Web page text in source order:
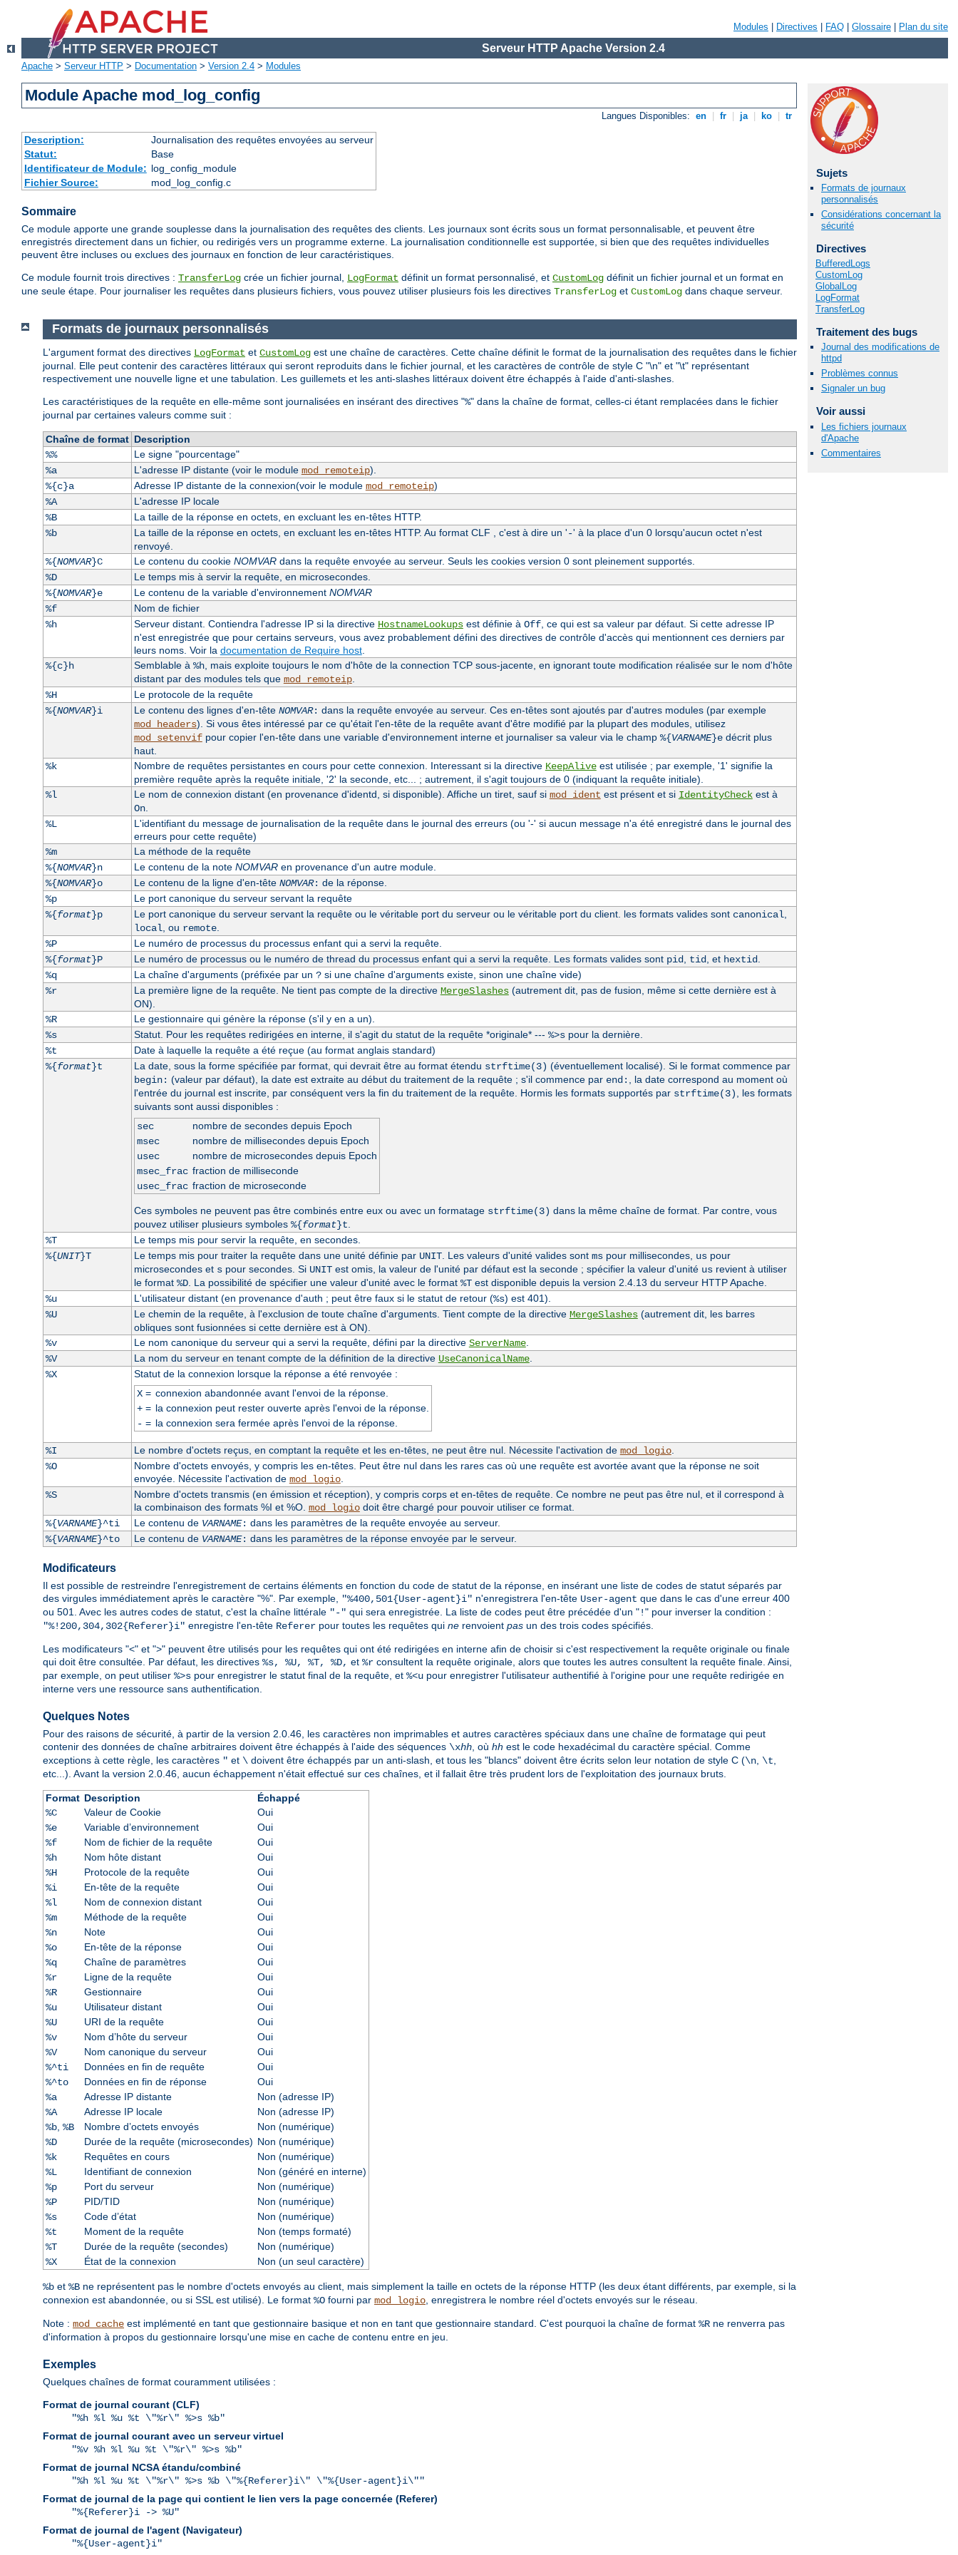
Modules Directives FAQ Glossaire Plan du site
Serveur HTTP Apache Version 2.4
Apache > Serveur HTTP > Documentation > Version 2.4 > Modules
Module Apache mod_log_config
Langues Disponibles: en fr ja ko tr
Description:
Journalisation des requêtes envoyées au serveur
Statut:
Base
Identificateur de Module: log_config_module
Fichier Source:
mod_log_config.c
Sommaire
Ce module apporte une grande souplesse dans la journalisation des requêtes des clients. Les journaux sont écrits sous un format personnalisable, et peuvent être
enregistrés directement dans un fichier, ou redirigés vers un programme externe. La journalisation conditionnelle est supportée, si bien que des requêtes individuelles
peuvent être incluses ou exclues des journaux en fonction de leur caractéristiques.
Ce module fournit trois directives : TransferLog crée un fichier journal, LogFormat définit un format personnalisé, et CustomLog définit un fichier journal et un format en
une seule étape. Pour journaliser les requêtes dans plusieurs fichiers, vous pouvez utiliser plusieurs fois les directives TransferLog et CustomLog dans chaque serveur.
Sujets
Formats de journaux
personnalisés
Considérations concernant la
sécurité
Directives
BufferedLogs
CustomLog
GlobalLog
LogFormat
TransferLog
Traitement des bugs
Journal des modifications de
httpd
Problèmes connus
Signaler un bug
Voir aussi
Les fichiers journaux
d'Apache
Commentaires
Formats de journaux personnalisés
L'argument format des directives LogFormat et CustomLog est une chaîne de caractères. Cette chaîne définit le format de la journalisation des requêtes dans le fichier
journal. Elle peut contenir des caractères littéraux qui seront reproduits dans le fichier journal, et les caractères de contrôle de style C "\n" et "\t" représentant
respectivement une nouvelle ligne et une tabulation. Les guillemets et les anti-slashes littéraux doivent être échappés à l'aide d'anti-slashes.
Les caractéristiques de la requête en elle-même sont journalisées en insérant des directives "%" dans la chaîne de format, celles-ci étant remplacées dans le fichier
journal par certaines valeurs comme suit :
Chaîne de format Description
%%
Le signe "pourcentage"
%a
L'adresse IP distante (voir le module mod_remoteip).
%{c}a
Adresse IP distante de la connexion(voir le module mod_remoteip)
%A
L'adresse IP locale
%B
La taille de la réponse en octets, en excluant les en-têtes HTTP.
%b
La taille de la réponse en octets, en excluant les en-têtes HTTP. Au format CLF , c'est à dire un '-' à la place d'un 0 lorsqu'aucun octet n'est
renvoyé.
%{NOMVAR}C Le contenu du cookie NOMVARdans la requête envoyée au serveur. Seuls les cookies version 0 sont pleinement supportés.
%D
Le temps mis à servir la requête, en microsecondes.
%{NOMVAR}e Le contenu de la variable d'environnement NOMVAR
%f
Nom de fichier
%h
Serveur distant. Contiendra l'adresse IP si la directive HostnameLookupsest définie à Off, ce qui est sa valeur par défaut. Si cette adresse IP
n'est enregistrée que pour certains serveurs, vous avez probablement défini des directives de contrôle d'accès qui mentionnent ces derniers par
leurs noms. Voir la documentation de Require host.
%{c}h
Semblable à %h, mais exploite toujours le nom d'hôte de la connection TCP sous-jacente, en ignorant toute modification réalisée sur le nom d'hôte
distant par des modules tels que mod_remoteip.
%H
Le protocole de la requête
%{NOMVAR}i Le contenu des lignes d'en-tête NOMVAR: dans la requête envoyée au serveur. Ces en-têtes sont ajoutés par d'autres modules (par exemple
mod_headers). Si vous êtes intéressé par ce qu'était l'en-tête de la requête avant d'être modifié par la plupart des modules, utilisez
mod_setenvifpour copier l'en-tête dans une variable d'environnement interne et journaliser sa valeur via le champ %{VARNAME}edécrit plus
haut.
%k
Nombre de requêtes persistantes en cours pour cette connexion. Interessant si la directive KeepAliveest utilisée ; par exemple, '1' signifie la
première requête après la requête initiale, '2' la seconde, etc... ; autrement, il s'agit toujours de 0 (indiquant la requête initiale).
%l
Le nom de connexion distant (en provenance d'identd, si disponible). Affiche un tiret, sauf si mod_ident est présent et si IdentityCheckest à
On.
%L
L'identifiant du message de journalisation de la requête dans le journal des erreurs (ou '-' si aucun message n'a été enregistré dans le journal des
erreurs pour cette requête)
%m
La méthode de la requête
%{NOMVAR}n Le contenu de la note NOMVARen provenance d'un autre module.
%{NOMVAR}o Le contenu de la ligne d'en-tête NOMVAR: de la réponse.
%p
Le port canonique du serveur servant la requête
%{format}p Le port canonique du serveur servant la requête ou le véritable port du serveur ou le véritable port du client. les formats valides sont canonical
local , ou remote.
%P
Le numéro de processus du processus enfant qui a servi la requête.
%{format}P Le numéro de processus ou le numéro de thread du processus enfant qui a servi la requête. Les formats valides sont pid, tid, et hextid.
%q
La chaîne d'arguments (préfixée par un ?si une chaîne d'arguments existe, sinon une chaîne vide)
%r
La première ligne de la requête. Ne tient pas compte de la directive MergeSlashes(autrement dit, pas de fusion, même si cette dernière est à
ON).
%R
Le gestionnaire qui génère la réponse (s'il y en a un).
%s
Statut. Pour les requêtes redirigées en interne, il s'agit du statut de la requête *originale* --- %>spour la dernière.
%t
Date à laquelle la requête a été reçue (au format anglais standard)
%{format}t La date, sous la forme spécifiée par format, qui devrait être au format étendu strftime(3) (éventuellement localisé). Si le format commence par
begin: (valeur par défaut), la date est extraite au début du traitement de la requête ; s'il commence par end:
, la date correspond au moment où
l'entrée du journal est inscrite, par conséquent vers la fin du traitement de la requête. Hormis les formats supportés par strftime(3)
, les formats
suivants sont aussi disponibles :
sec
nombre de secondes depuis Epoch
msec
nombre de millisecondes depuis Epoch
usec
nombre de microsecondes depuis Epoch
msec_frac fraction de milliseconde
usec_frac fraction de microseconde
Ces symboles ne peuvent pas être combinés entre eux ou avec un formatage strftime(3) dans la même chaîne de format. Par contre, vous
pouvez utiliser plusieurs symboles %{format}t
%T
Le temps mis pour servir la requête, en secondes.
%{UNIT}T Le temps mis pour traiter la requête dans une unité définie par UNIT. Les valeurs d'unité valides sont mspour millisecondes, uspour
microsecondes et spour secondes. Si UNITest omis, la valeur de l'unité par défaut est la seconde ; spécifier la valeur d'unité usrevient à utiliser
le format %D. La possibilité de spécifier une valeur d'unité avec le format %Test disponible depuis la version 2.4.13 du serveur HTTP Apache.
%u
L'utilisateur distant (en provenance d'auth ; peut être faux si le statut de retour (%s) est 401).
%U
Le chemin de la requête, à l'exclusion de toute chaîne d'arguments. Tient compte de la directive MergeSlashes(autrement dit, les barres
obliques sont fusionnées si cette dernière est à ON).
%v
Le nom canonique du serveur qui a servi la requête, défini par la directive ServerName.
%V
La nom du serveur en tenant compte de la définition de la directive UseCanonicalName.
%X
Statut de la connexion lorsque la réponse a été renvoyée :
X= connexion abandonnée avant l'envoi de la réponse.
+= la connexion peut rester ouverte après l'envoi de la réponse.
- = la connexion sera fermée après l'envoi de la réponse.
%I Le nombre d'octets reçus, en comptant la requête et les en-têtes, ne peut être nul. Nécessite l'activation de mod_logio.
%O
Nombre d'octets envoyés, y compris les en-têtes. Peut être nul dans les rares cas où une requête est avortée avant que la réponse ne soit
envoyée. Nécessite l'activation de mod_logio.
%S
Nombre d'octets transmis (en émission et réception), y compris corps et en-têtes de requête. Ce nombre ne peut pas être nul, et il correspond à
la combinaison des formats %I et %O. mod_logiodoit être chargé pour pouvoir utiliser ce format.
%{VARNAME}^ti Le contenu de VARNAME: dans les paramètres de la requête envoyée au serveur.
%{VARNAME}^to Le contenu de VARNAME: dans les paramètres de la réponse envoyée par le serveur.
Modificateurs
Il est possible de restreindre l'enregistrement de certains éléments en fonction du code de statut de la réponse, en insérant une liste de codes de statut séparés par
des virgules immédiatement après le caractère "%". Par exemple,
"%400,501{User-agent}i" n'enregistrera l'en-tête User-agent que dans le cas d'une erreur 400
ou 501. Avec les autres codes de statut, c'est la chaîne littérale "-" qui sera enregistrée. La liste de codes peut être précédée d'un "!" pour inverser la condition :
"%!200,304,302{Referer}i" enregistre l'en-tête Referer pour toutes les requêtes qui ne renvoient pas un des trois codes spécifiés.
Les modificateurs "<" et ">" peuvent être utilisés pour les requêtes qui ont été redirigées en interne afin de choisir si c'est respectivement la requête originale ou finale
qui doit être consultée. Par défaut, les directives %s, %U, %T, %D, et %r consultent la requête originale, alors que toutes les autres consultent la requête finale. Ainsi,
par exemple, on peut utiliser %>s pour enregistrer le statut final de la requête, et %<u pour enregistrer l'utilisateur authentifié à l'origine pour une requête redirigée en
interne vers une ressource sans authentification.
Quelques Notes
Pour des raisons de sécurité, à partir de la version 2.0.46, les caractères non imprimables et autres caractères spéciaux dans une chaîne de formatage qui peut
contenir des données de chaîne arbitraires doivent être échappés à l'aide des séquences \xhh, où hh est le code hexadécimal du caractère spécial. Comme
exceptions à cette règle, les caractères " et \ doivent être échappés par un anti-slash, et tous les "blancs" doivent être écrits selon leur notation de style C (\n, \t,
etc...). Avant la version 2.0.46, aucun échappement n'était effectué sur ces chaînes, et il fallait être très prudent lors de l'exploitation des journaux bruts.
Format Description
Échappé
%C
Valeur de Cookie
Oui
%e
Variable d’environnement
Oui
%f
Nom de fichier de la requête
Oui
%h
Nom hôte distant
Oui
%H
Protocole de la requête
Oui
%i
En-tête de la requête
Oui
%l
Nom de connexion distant
Oui
%m
Méthode de la requête
Oui
%n
Note
Oui
%o
En-tête de la réponse
Oui
%q
Chaîne de paramètres
Oui
%r
Ligne de la requête
Oui
%R
Gestionnaire
Oui
%u
Utilisateur distant
Oui
%U
URI de la requête
Oui
%v
Nom d’hôte du serveur
Oui
%V
Nom canonique du serveur
Oui
%^ti
Données en fin de requête
Oui
%^to
Données en fin de réponse
Oui
%a
Adresse IP distante
Non (adresse IP)
%A
Adresse IP locale
Non (adresse IP)
%b, %B Nombre d’octets envoyés
Non (numérique)
%D
Durée de la requête (microsecondes) Non (numérique)
%k
Requêtes en cours
Non (numérique)
%L
Identifiant de connexion
Non (généré en interne)
%p
Port du serveur
Non (numérique)
%P
PID/TID
Non (numérique)
%s
Code d’état
Non (numérique)
%t
Moment de la requête
Non (temps formaté)
%T
Durée de la requête (secondes)
Non (numérique)
%X
État de la connexion Non (un seul caractère)
%b et %B ne représentent pas le nombre d'octets envoyés au client, mais simplement la taille en octets de la réponse HTTP (les deux étant différents, par exemple, si la
connexion est abandonnée, ou si SSL est utilisé). Le format %O fourni par mod_logio, enregistrera le nombre réel d'octets envoyés sur le réseau.
Note : mod_cache est implémenté en tant que gestionnaire basique et non en tant que gestionnaire standard. C'est pourquoi la chaîne de format %R ne renverra pas
d'information à propos du gestionnaire lorsqu'une mise en cache de contenu entre en jeu.
Exemples
Quelques chaînes de format couramment utilisées :
Format de journal courant (CLF)
"%h %l %u %t \"%r\" %>s %b"
Format de journal courant avec un serveur virtuel
"%v %h %l %u %t \"%r\" %>s %b"
Format de journal NCSA étandu/combiné
"%h %l %u %t \"%r\" %>s %b \"%{Referer}i\" \"%{User-agent}i\""
Format de journal de la page qui contient le lien vers la page concernée (Referer)
"%{Referer}i -> %U"
Format de journal de l'agent (Navigateur)
"%{User-agent}i"